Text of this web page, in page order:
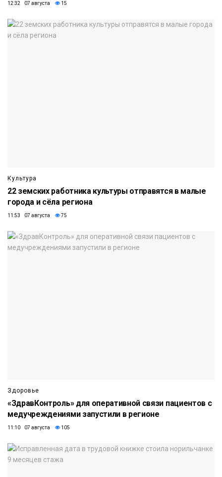
12:32 07 августа 15
Культура
22 земских работника культуры отправятся в малые
города и сёла региона
11:53 07 августа 75
Здоровье
«ЗдравКонтроль» для оперативной связи пациентов с
медучреждениями запустили в регионе
11:10 07 августа 105